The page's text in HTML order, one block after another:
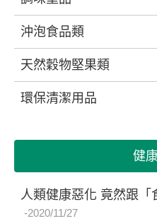
沖泡食品類
天然穀物堅果類
環保清潔用品
健
人類健康惡化 竟然跟「
2020/11/27